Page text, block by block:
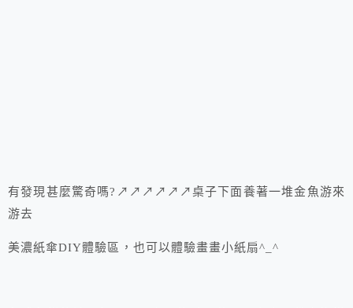
有發現甚麼驚奇嗎?↗↗↗↗↗↗桌子下面養著一堆金魚游來
游去
美濃紙傘DIY體驗區，也可以體驗畫畫小紙扇^_^